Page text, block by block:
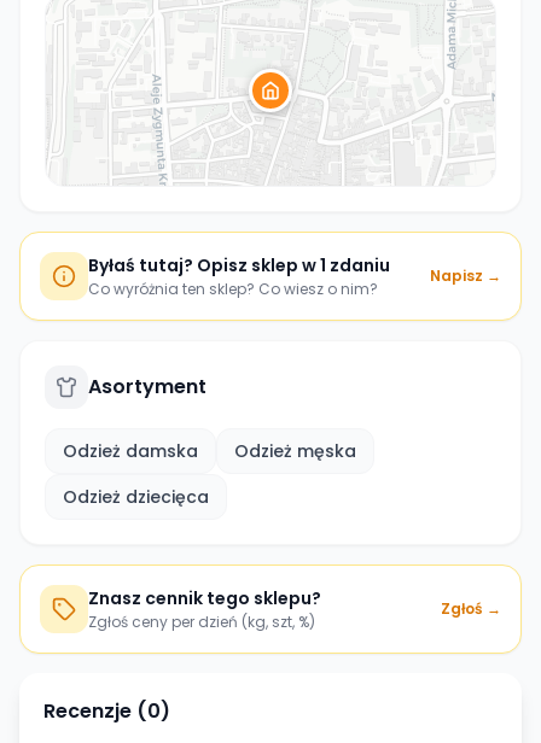
Byłaś tutaj? Opisz sklep w 1 zdaniu
Co wyróżnia ten sklep? Co wiesz o nim?
Napisz →
Asortyment
Odzież damska
Odzież męska
Odzież dziecięca
Znasz cennik tego sklepu?
Zgłoś ceny per dzień (kg, szt, %)
Zgłoś →
Recenzje (0)